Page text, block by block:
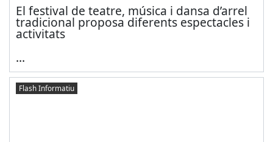
El festival de teatre, música i dansa d’arrel
tradicional proposa diferents espectacles i
activitats
...
Flash Informatiu